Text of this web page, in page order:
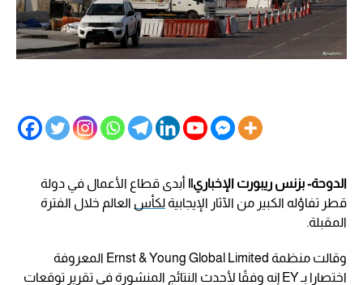
الدوحة- بزنس ريبورت الإخباري|| أبدى قطاع الأعمال في دولة
قطر تفاؤله الكبير من الآثار الإيجابية لكأس العالم خلال الفترة
المقبلة.
وقالت منظمة Ernst & Young Global Limited المعروفة
اختصارا بـ EY إنه وفقًا لأحدث النتائج المنشورة في تقرير توقعات